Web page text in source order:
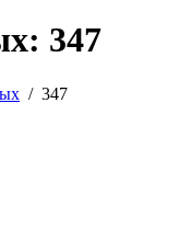
347
/ 347